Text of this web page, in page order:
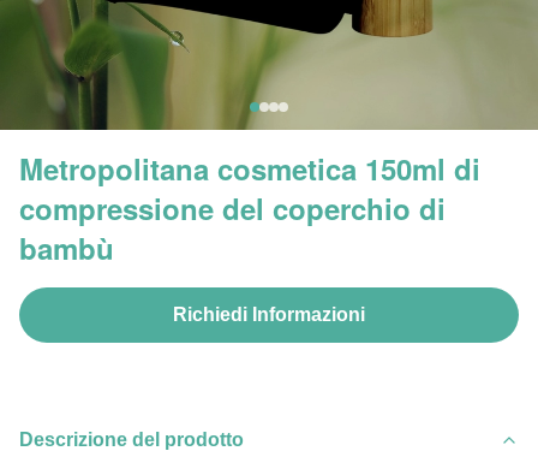
Metropolitana cosmetica 150ml di
compressione del coperchio di
bambù
Richiedi Informazioni
Descrizione del prodotto